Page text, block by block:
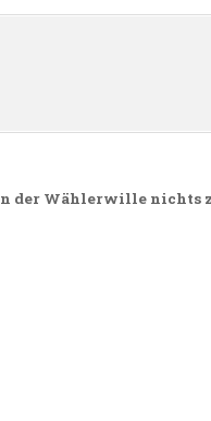
der Wählerwille